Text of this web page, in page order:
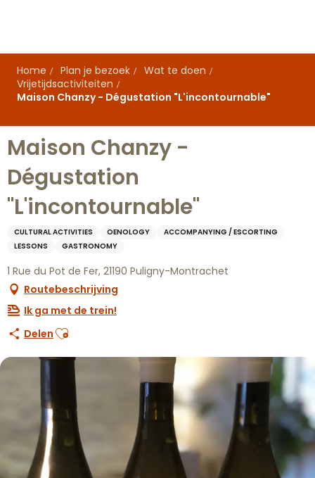
principal
Home
Plan je bezoek
Wat te doen
Vrijetijdsactiviteiten
Maison Chanzy - Dégustation "L'incontournable"
Maison Chanzy -
Dégustation
"L'incontournable"
CULTURAL ACTIVITIES OENOLOGY
ACCOMPANYING / ESCORTING
LESSONS
GASTRONOMY
1 Rue du Pot de Fer, 21190 Puligny-Montrachet
Routebeschrijving
Ik ga met de trein!
Delen Ajouter aux favoris